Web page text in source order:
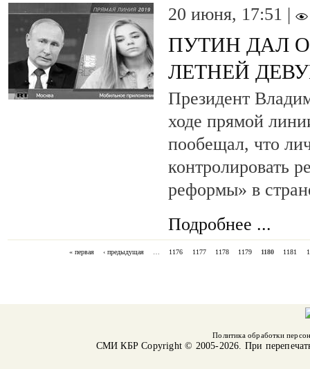
20 июня, 17:51 |
ПУТИН ДАЛ
ЛЕТНЕЙ
Президент
ходе прямой
пообещал, что
контролировать
реформы» в
Подробнее ...
« первая ‹ предыдущая … 1176 1177 1178 1179 1180 1181
Политика обработки
СМИ КБРCopyright © 2005-2026. При